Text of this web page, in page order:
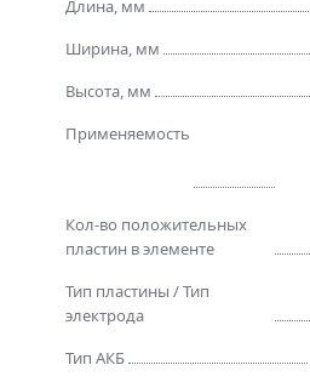
Длина, мм
Ширина, мм
Высота, мм
Применяемость
Кол-во положительных
пластин в элементе
Тип пластины / Тип
электрода
Тип АКБ